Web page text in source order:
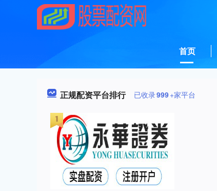
首页
正规配资平台排行 已收录999+家平台